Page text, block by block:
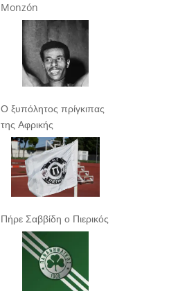
Monzón
Ο ξυπόλητος πρίγκιπας
της Αφρικής
Πήρε Σαββίδη ο Πιερικός